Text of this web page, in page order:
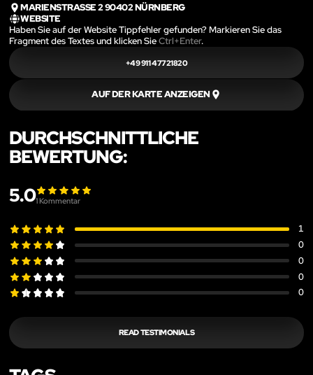
MARIENSTRASSE 2 90402 NÜRNBERG
WEBSITE
Haben Sie auf der Website Tippfehler gefunden? Markieren Sie das
Fragment des Textes und klicken SieCtrl+Enter.
+49 911 47721820
AUF DER KARTE ANZEIGEN
DURCHSCHNITTLICHE
BEWERTUNG:
5.01Kommentar
1
0
0
0
0
READ TESTIMONIALS